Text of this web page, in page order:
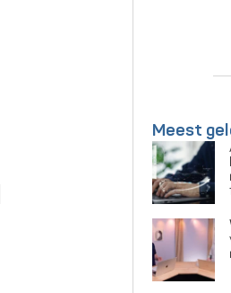
Meest